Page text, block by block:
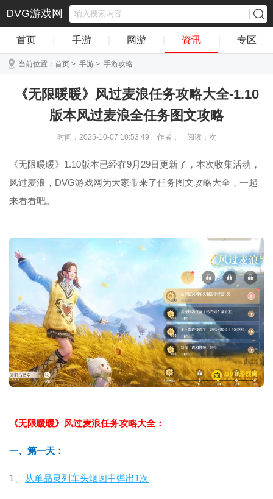
DVG游戏网
首页 手游 网游 资讯 专区
当前位置： 首页 > 手游 > 手游攻略
《无限暖暖》风过麦浪任务攻略大全-1.10
版本风过麦浪全任务图文攻略
时间：2025-10-07 10:53:49 作者： 阅读： 次
《无限暖暖》1.10版本已经在9月29日更新了，本次收集活动，
风过麦浪，DVG游戏网为大家带来了任务图文攻略大全，一起
来看看吧。
《无限暖暖》风过麦浪任务攻略大全：
一、第一天：
1、 从单品灵列车头烟囱中弹出1次